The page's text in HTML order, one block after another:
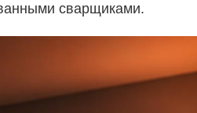
сварщиками.